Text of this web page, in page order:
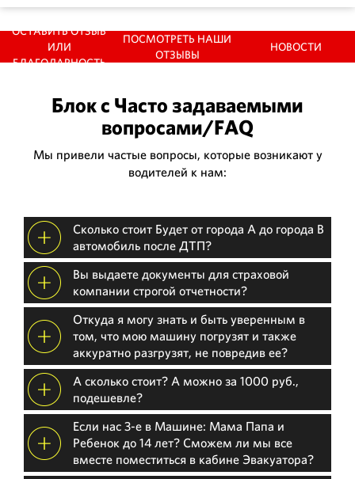
ОСТАВИТЬ ОТЗЫВ
ИЛИ
БЛАГОДАРНОСТЬ
ПОСМОТРЕТЬ НАШИ
ОТЗЫВЫ
НОВОСТИ
Блок с Часто задаваемыми
вопросами/FAQ
Мы привели частые вопросы, которые возникают у
водителей к нам:
Сколько стоит Будет от города А до города В
автомобиль после ДТП?
Вы выдаете документы для страховой
компании строгой отчетности?
Откуда я могу знать и быть уверенным в
том, что мою машину погрузят и также
аккуратно разгрузят, не повредив ее?
А сколько стоит? А можно за 1000 руб.,
подешевле?
Если нас 3-е в Машине: Мама Папа и
Ребенок до 14 лет? Сможем ли мы все
вместе поместиться в кабине Эвакуатора?